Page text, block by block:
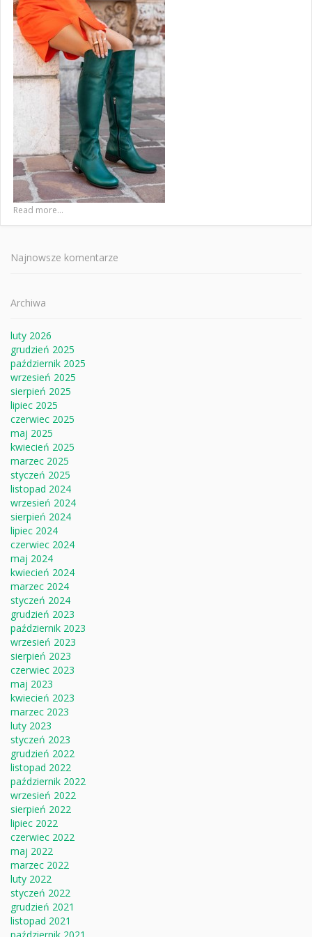
Read more...
Najnowsze komentarze
Archiwa
luty 2026
grudzień 2025
październik 2025
wrzesień 2025
sierpień 2025
lipiec 2025
czerwiec 2025
maj 2025
kwiecień 2025
marzec 2025
styczeń 2025
listopad 2024
wrzesień 2024
sierpień 2024
lipiec 2024
czerwiec 2024
maj 2024
kwiecień 2024
marzec 2024
styczeń 2024
grudzień 2023
październik 2023
wrzesień 2023
sierpień 2023
czerwiec 2023
maj 2023
kwiecień 2023
marzec 2023
luty 2023
styczeń 2023
grudzień 2022
listopad 2022
październik 2022
wrzesień 2022
sierpień 2022
lipiec 2022
czerwiec 2022
maj 2022
marzec 2022
luty 2022
styczeń 2022
grudzień 2021
listopad 2021